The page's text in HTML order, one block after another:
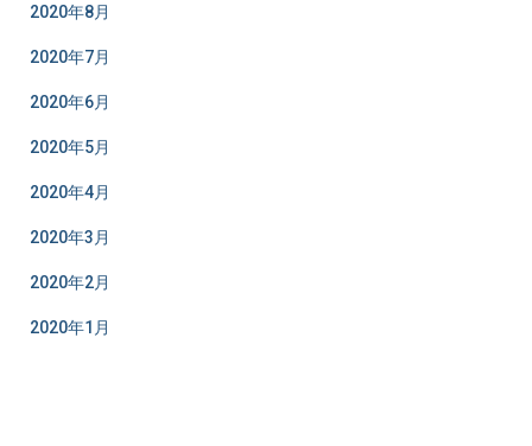
2020年8月
2020年7月
2020年6月
2020年5月
2020年4月
2020年3月
2020年2月
2020年1月